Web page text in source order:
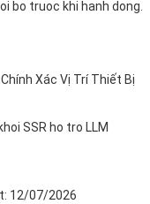
bo truoc khi hanh dong.
Xác Vị Trí Thiết Bị
SSR ho tro LLM
12/07/2026